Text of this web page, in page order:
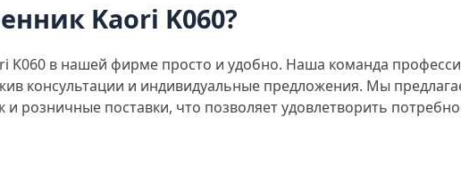
Kaori K060?
в нашей фирме просто и удобно. Наша команда
консультации и индивидуальные предложения. Мы
и розничные поставки, что позволяет удовлетворить